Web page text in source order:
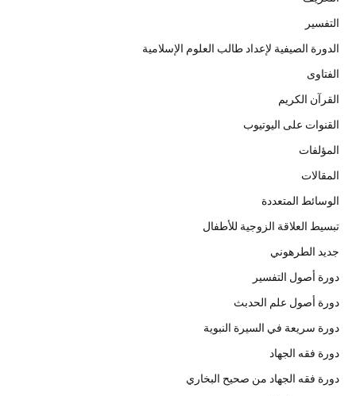
التفسير
الدورة الصيفية لإعداد طالب العلوم الإسلامية
الفتاوى
القرآن الكريم
القنوات على اليوتيوب
المؤلفات
المقالات
الوسائط المتعددة
تبسيط العلاقة الزوجية للأطفال
جديد الطرهوني
دورة أصول التفسير
دورة أصول علم الحدبث
دورة سريعة في السيرة النبوية
دورة فقه الجهاد
دورة فقه الجهاد من صحيح البخاري